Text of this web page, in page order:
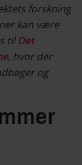
forskning
kan være
tilDet
, hvor der
og